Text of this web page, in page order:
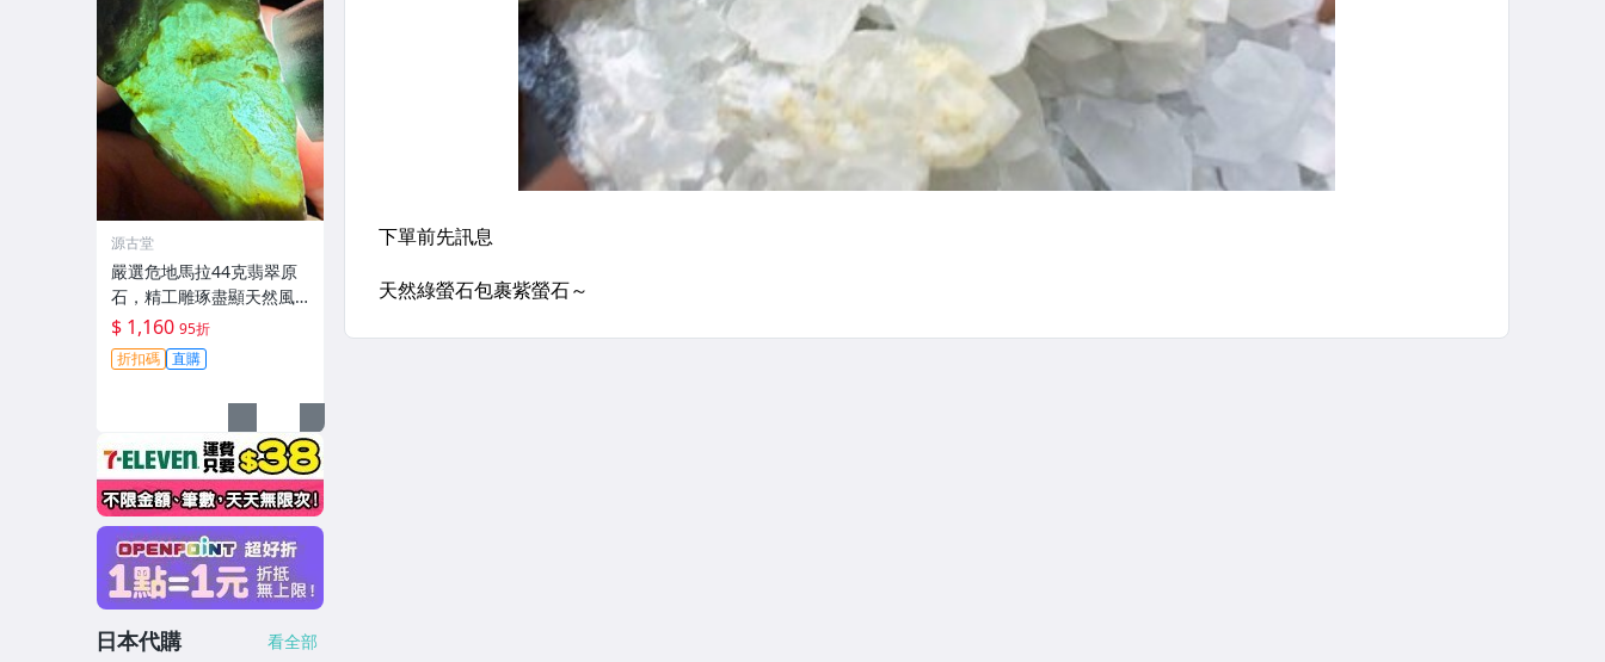
源古堂
嚴選危地馬拉44克翡翠原
石，精工雕琢盡顯天然風
采 每晚11點截標 日拍推薦
危地馬拉 翡翠原石 雕琢作
品
$ 1,160 95折
折扣碼 直購
日本代購 看全部